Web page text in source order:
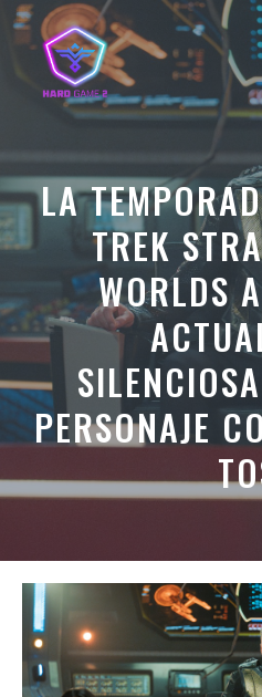
Saltar
contenido
LA
TREK
WORLDS
PERSONAJE